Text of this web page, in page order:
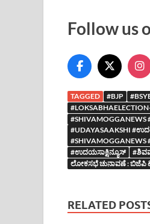
Follow us
TAGGED #BJP
#SHIVAMOGGANEWS
#UDAYASAAKSHI
#SHIVAMOGGANEWS
#ಉದಯಸಾಕ್ಷಿನ್ಯೂಸ್
ಲೋಕಸಭೆ ಚುನಾವಣೆ : ಬಿಜೆಪಿ
RELATED